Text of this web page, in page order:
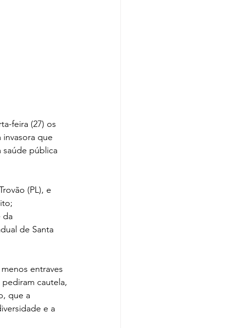
feira (27) os
que
saúde pública
(PL), e
da
de Santa
entraves
cautela,
que a
e a